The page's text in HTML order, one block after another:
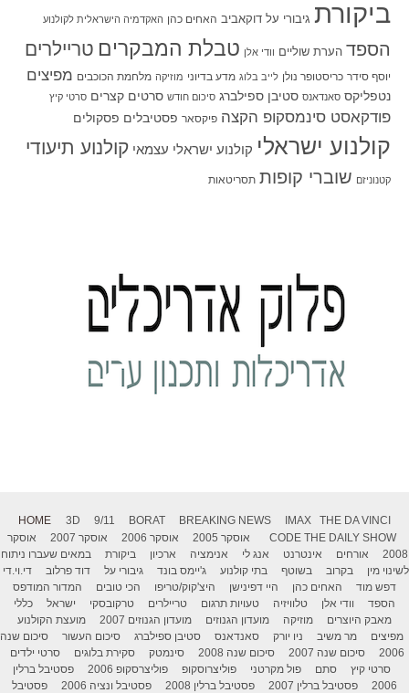
ביקורת גיבורי על דוקאביב האחים כהן האקדמיה הישראלית לקולנוע
הספד הערת שוליים וודי אלן טבלת המבקרים טריילרים
יוסף סידר כריסטופר נולן לייב בלוג מדע בדיוני מוזיקה מלחמת הכוכבים מפיצים
נטפליקס סאנדאנס סטיבן ספילברג סיכום חודש סרטים קצרים סרטי קיץ
פודקאסט סינמסקופ הקצה פיקסאר פסטיבלים פסקולים
קולנוע ישראלי קולנוע ישראלי עצמאי קולנוע תיעודי
קטנוניזם שוברי קופות תסריטאות
HOME 3D 9/11 BORAT BREAKING NEWS IMAX
THE DA VINCI
CODE THE DAILY SHOW אוסקר 2005 אוסקר 2006 אוסקר 2007
אוסקר
2008
אורחים אינטרנט אנג לי אנימציה ארכיון ביקורת
במאים שעברו ניתוח
לשינוי מין
בקרוב בשוטף בתי קולנוע ג'יימס בונד גיבורי על דוד פרלוב
די.וי.די
דפש מוד
האחים כהן היי דפינישן היצ'קוק/טריפו הכי טובים
המדור המודפס
הספד
וודי אלן טלוויזיה טעויות תרגום טריילרים טרקובסקי ישראל
כללי
מאבק היוצרים
מוזיקה מועדון הגנוזים מועדון הגנוזים 2007
מועצת הקולנוע
מפיצים
מר משיב ניו יורק סאנדאנס סטיבן ספילברג סיכום העשור
סיכום שנה
2006
סיכום שנה 2007 סיכום שנה 2008 סינמטק סקירת בלוגים
סרטי ילדים
סרטי קיץ
סתם פול מקרטני פוליצרוסקופ פוליצרסקופ 2006
פסטיבל ברלין
2006
פסטיבל ברלין 2007 פסטיבל ברלין 2008 פסטיבל ונציה 2006 פסטיבל